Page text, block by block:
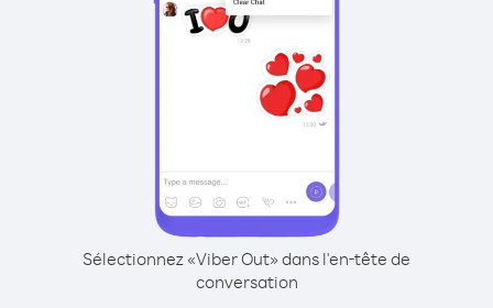
Sélectionnez «Viber Out» dans l'en-tête de
conversation